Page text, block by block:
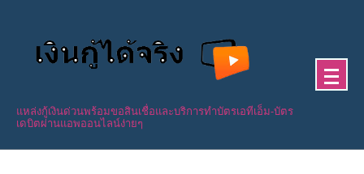
แหล่งกู้เงินด่วนพร้อมขอสินเชื่อและบริการทำบัตรเอทีเอ็ม-บัตร
เดบิตผ่านแอพออนไลน์ง่ายๆ